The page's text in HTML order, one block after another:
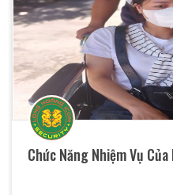
Chức Năng Nhiệm Vụ Của